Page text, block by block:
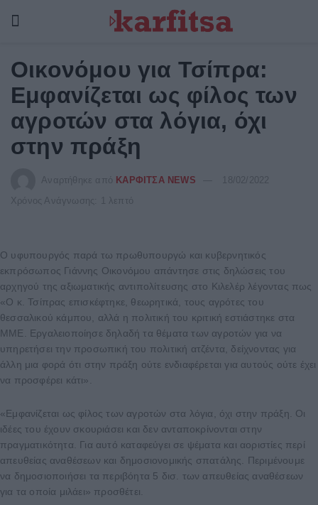
Οικονόμου για Τσίπρα:
Εμφανίζεται ως φίλος των
αγροτών στα λόγια, όχι
στην πράξη
Αναρτήθηκε από ΚΑΡΦΙΤΣΑ NEWS
Χρόνος Ανάγνωσης: 1 λεπτό
Ο υφυπουργός παρά τω πρωθυπουργώ και κυβερνητικός
εκπρόσωπος Γιάννης Οικονόμου απάντησε στις δηλώσεις του
αρχηγού της αξιωματικής αντιπολίτευσης στο Κιλελέρ λέγοντας πως
«Ο κ. Τσίπρας επισκέφτηκε, θεωρητικά, τους αγρότες του
θεσσαλικού κάμπου, αλλά η πολιτική του κριτική εστιάστηκε στα
ΜΜΕ. Εργαλειοποίησε δηλαδή τα θέματα των αγροτών για να
υπηρετήσει την προσωπική του πολιτική ατζέντα, δείχνοντας για
άλλη μια φορά ότι στην πράξη ούτε ενδιαφέρεται για αυτούς ούτε έχει
να προσφέρει κάτι».
«Εμφανίζεται ως φίλος των αγροτών στα λόγια, όχι στην πράξη. Οι
ιδέες του έχουν σκουριάσει και δεν ανταποκρίνονται στην
πραγματικότητα. Για αυτό καταφεύγει σε ψέματα και αοριστίες περί
απευθείας αναθέσεων και δημοσιονομικής σπατάλης. Περιμένουμε
να δημοσιοποιήσει τα περιβόητα 5 δισ. των απευθείας αναθέσεων
για τα οποία μιλάει» προσθέτει.